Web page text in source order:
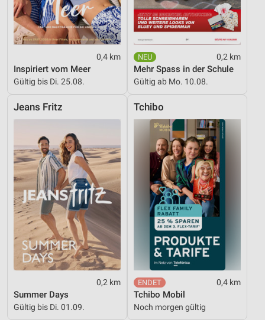
0,4 km
Inspiriert vom Meer
Gültig bis Di. 25.08.
0,2 km
Mehr Spass in der Schule
Gültig ab Mo. 10.08.
Jeans Fritz
0,2 km
Summer Days
Gültig bis Di. 01.09.
Tchibo
0,4 km
Tchibo Mobil
Noch morgen gültig
Verwendung genauer Standortdaten
Geräte anhand von aktiv angeforderten
Informationen identifizieren
Nicht-IAB-Verarbeitungszwecke:
Notwendig
Performance
Funktional
Werbung